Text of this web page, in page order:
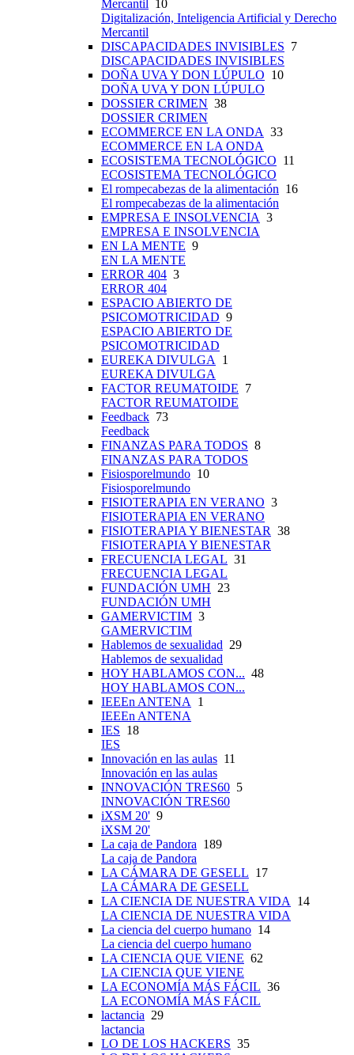
Mercantil 10
Digitalización, Inteligencia Artificial y Derecho
Mercantil
DISCAPACIDADES INVISIBLES 7
DISCAPACIDADES INVISIBLES
DOÑA UVA Y DON LÚPULO 10
DOÑA UVA Y DON LÚPULO
DOSSIER CRIMEN 38
DOSSIER CRIMEN
ECOMMERCE EN LA ONDA 33
ECOMMERCE EN LA ONDA
ECOSISTEMA TECNOLÓGICO 11
ECOSISTEMA TECNOLÓGICO
El rompecabezas de la alimentación 16
El rompecabezas de la alimentación
EMPRESA E INSOLVENCIA 3
EMPRESA E INSOLVENCIA
EN LA MENTE 9
EN LA MENTE
ERROR 404 3
ERROR 404
ESPACIO ABIERTO DE
PSICOMOTRICIDAD 9
ESPACIO ABIERTO DE
PSICOMOTRICIDAD
EUREKA DIVULGA 1
EUREKA DIVULGA
FACTOR REUMATOIDE 7
FACTOR REUMATOIDE
Feedback 73
Feedback
FINANZAS PARA TODOS 8
FINANZAS PARA TODOS
Fisiosporelmundo 10
Fisiosporelmundo
FISIOTERAPIA EN VERANO 3
FISIOTERAPIA EN VERANO
FISIOTERAPIA Y BIENESTAR 38
FISIOTERAPIA Y BIENESTAR
FRECUENCIA LEGAL 31
FRECUENCIA LEGAL
FUNDACIÓN UMH 23
FUNDACIÓN UMH
GAMERVICTIM 3
GAMERVICTIM
Hablemos de sexualidad 29
Hablemos de sexualidad
HOY HABLAMOS CON... 48
HOY HABLAMOS CON...
IEEEn ANTENA 1
IEEEn ANTENA
IES 18
IES
Innovación en las aulas 11
Innovación en las aulas
INNOVACIÓN TRES60 5
INNOVACIÓN TRES60
iXSM 20' 9
iXSM 20'
La caja de Pandora 189
La caja de Pandora
LA CÁMARA DE GESELL 17
LA CÁMARA DE GESELL
LA CIENCIA DE NUESTRA VIDA 14
LA CIENCIA DE NUESTRA VIDA
La ciencia del cuerpo humano 14
La ciencia del cuerpo humano
LA CIENCIA QUE VIENE 62
LA CIENCIA QUE VIENE
LA ECONOMÍA MÁS FÁCIL 36
LA ECONOMÍA MÁS FÁCIL
lactancia 29
lactancia
LO DE LOS HACKERS 35